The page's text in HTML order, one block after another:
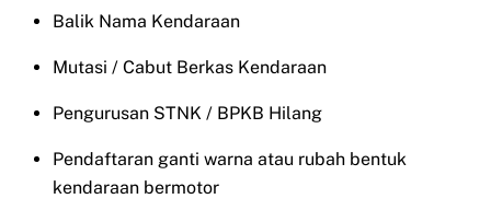
Balik Nama Kendaraan
Mutasi / Cabut Berkas Kendaraan
Pengurusan STNK / BPKB Hilang
Pendaftaran ganti warna atau rubah bentuk
kendaraan bermotor